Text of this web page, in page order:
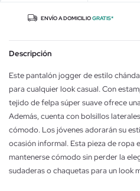
ENVÍO A DOMICILIOGRATIS*
Descripción
Este pantalón jogger de estilo
para cualquier look casual. Con
tejido de felpa súper suave ofrece
Además, cuenta con bolsillos
cómodo. Los jóvenes adorarán su
ocasión informal. Esta pieza de ropa
mantenerse cómodo sin perder la
sudaderas o chaquetas para un look